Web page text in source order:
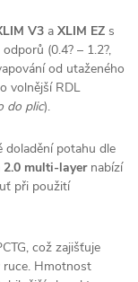
V3 a XLIM EZ s
(0.4? – 1.2?,
od utaženého
volnější RDL
do plic).
doladění potahu dle
2.0 multi-layernabízí
při použití
což zajišťuje
Hmotnost